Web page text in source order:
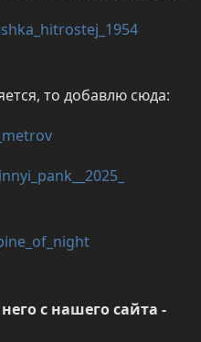
то добавлю сюда:
с нашего сайта -